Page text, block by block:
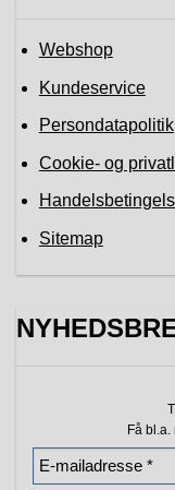
Webshop
Kundeservice
Persondatapolitik
Cookie- og
Sitemap
Få bl.a.